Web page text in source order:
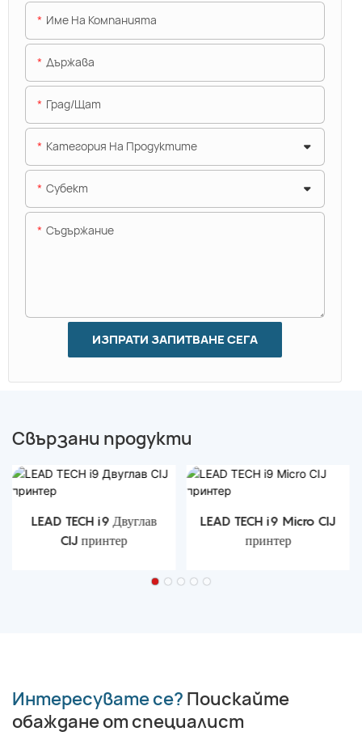
Име На Компанията
Държава
Град/щат
Категория На Продуктите
Субект
Съдържание
ИЗПРАТИ ЗАПИТВАНЕ СЕГА
Свързани продукти
LEAD TECH i9 Двуглав
CIJ принтер
LEAD TECH i9 Micro CIJ
принтер
Интересувате се? Поискайте
обаждане от специалист